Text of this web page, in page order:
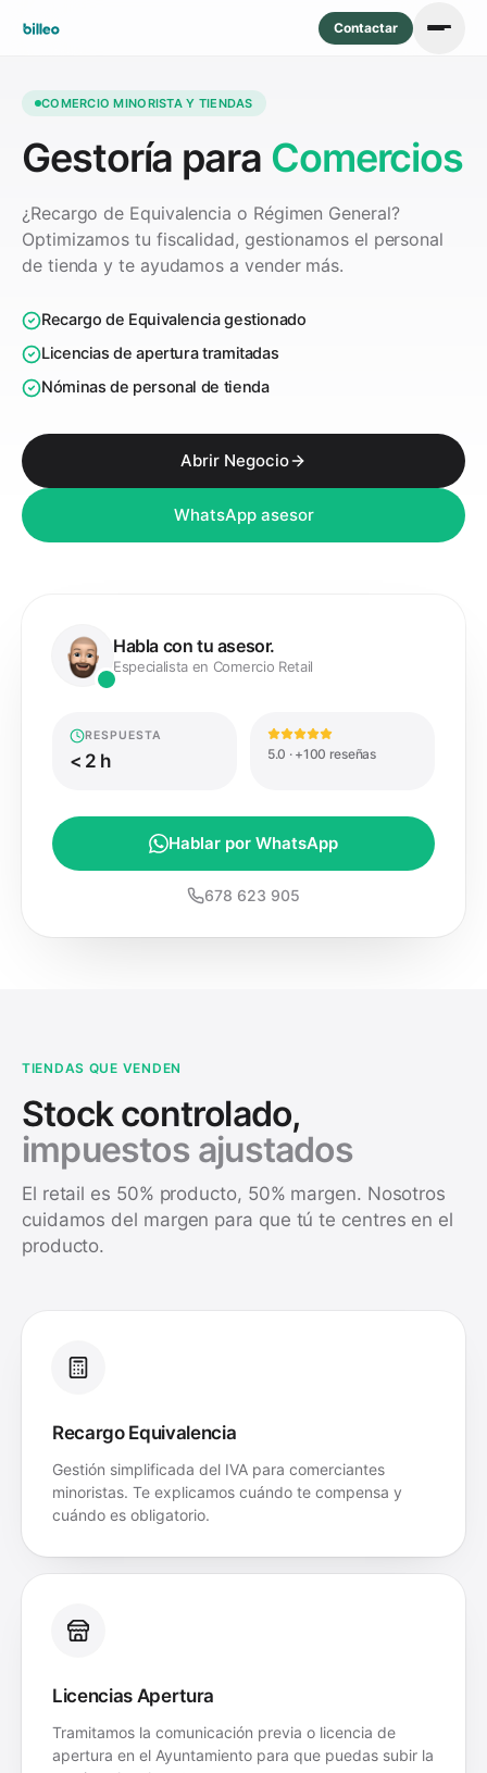
Contactar
COMERCIO MINORISTA Y TIENDAS
Gestoría para Comercios
¿Recargo de Equivalencia o Régimen General?
Optimizamos tu fiscalidad, gestionamos el personal
de tienda y te ayudamos a vender más.
Recargo de Equivalencia gestionado
Licencias de apertura tramitadas
Nóminas de personal de tienda
Abrir Negocio
WhatsApp asesor
Habla con tu asesor.
Especialista en Comercio Retail
RESPUESTA
< 2 h 5.0 · +100 reseñas
Hablar por WhatsApp
678 623 905
TIENDAS QUE VENDEN
Stock controlado,
impuestos ajustados
El retail es 50% producto, 50% margen. Nosotros
cuidamos del margen para que tú te centres en el
producto.
Recargo Equivalencia
Gestión simplificada del IVA para comerciantes
minoristas. Te explicamos cuándo te compensa y
cuándo es obligatorio.
Licencias Apertura
Tramitamos la comunicación previa o licencia de
apertura en el Ayuntamiento para que puedas subir la